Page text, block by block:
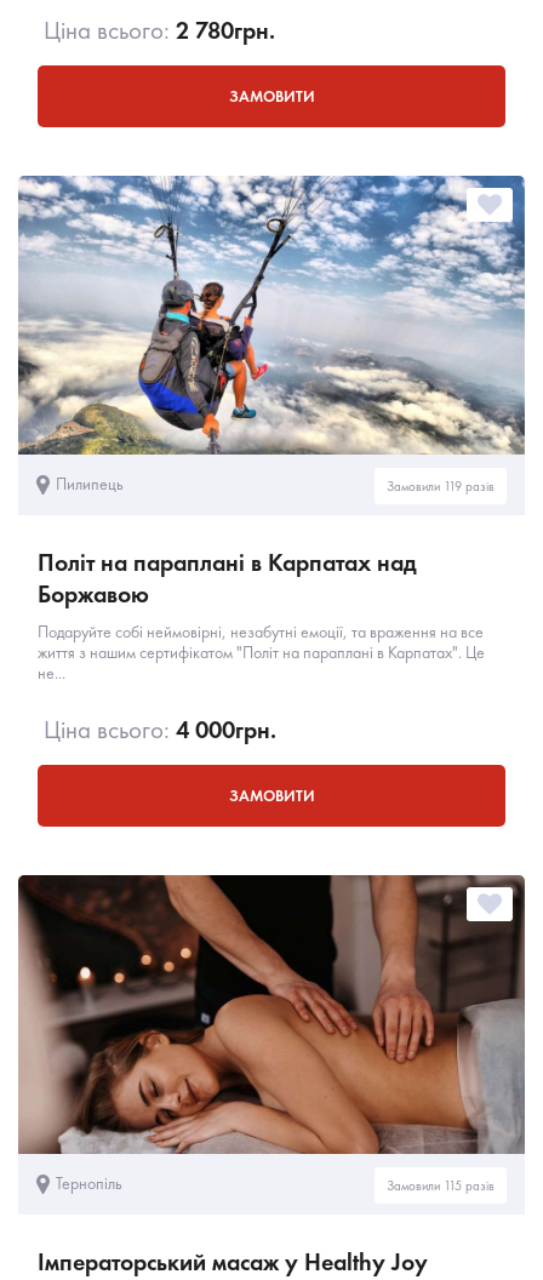
Ціна всього: 2 780грн.
ЗАМОВИТИ
Пилипець Замовили 119 разів
Політ на параплані в Карпатах над
Боржавою
Подаруйте собі неймовірні, незабутні емоції, та враження на все
життя з нашим сертифікатом "Політ на параплані в Карпатах". Це
не...
Ціна всього: 4 000грн.
ЗАМОВИТИ
Тернопіль Замовили 115 разів
Імператорський масаж у Healthy Joy